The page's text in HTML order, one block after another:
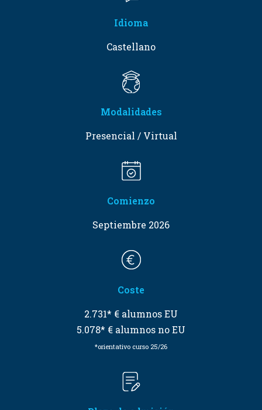
Idioma
Castellano
Modalidades
Presencial / Virtual
Comienzo
Septiembre 2026
Coste
2.731* € alumnos EU
5.078* € alumnos no EU
*orientativo curso 25/26